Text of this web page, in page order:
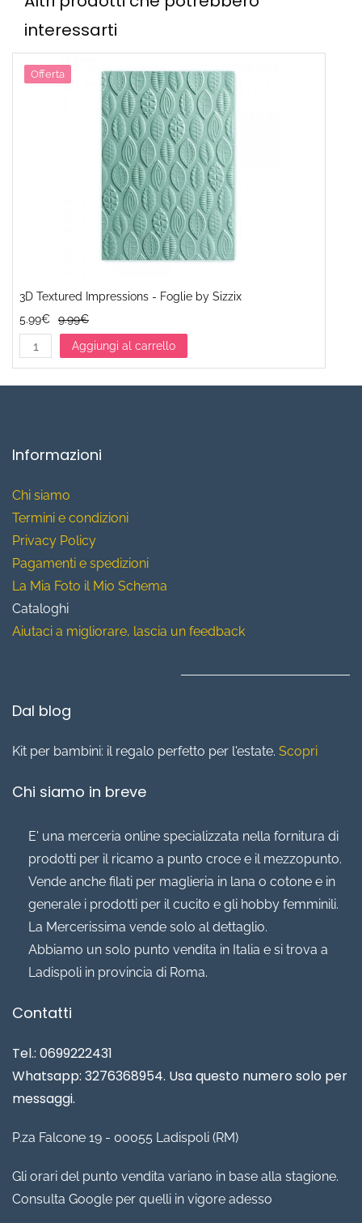
interessarti
Offerta
3D Textured Impressions - Foglie by Sizzix
5.99€
9.99€
Aggiungi al carrello
Informazioni
Chi siamo
Termini e condizioni
Privacy Policy
Pagamenti e spedizioni
La Mia Foto il Mio Schema
Cataloghi
Aiutaci a migliorare, lascia un feedback
Dal blog
Kit per bambini: il regalo perfetto per l'estate. Scopri
Chi siamo in breve
E' una merceria online specializzata nella fornitura di
prodotti per il ricamo a punto croce e il mezzopunto.
Vende anche filati per maglieria in lana o cotone e in
generale i prodotti per il cucito e gli hobby femminili.
La Mercerissima vende solo al dettaglio.
Abbiamo un solo punto vendita in Italia e si trova a
Ladispoli in provincia di Roma.
Contatti
Tel.: 0699222431
Whatsapp: 3276368954. Usa questo numero solo per
messaggi.
P.za Falcone 19 - 00055 Ladispoli (RM)
Gli orari del punto vendita variano in base alla stagione.
Consulta Google per quelli in vigore adesso